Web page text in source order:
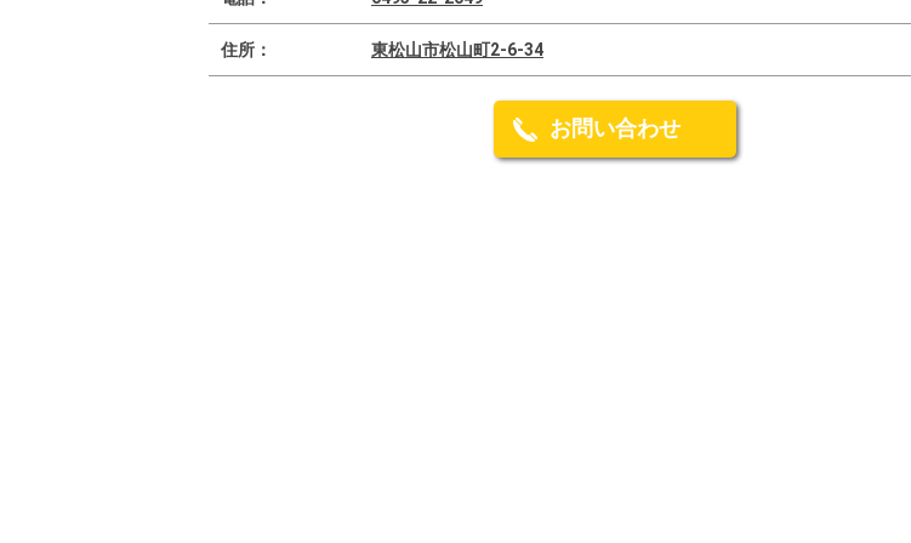
住所： 東松山市松山町2-6-34
お問い合わせ